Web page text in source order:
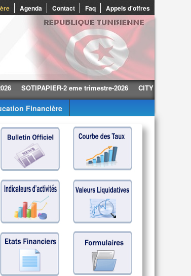
Agenda Contact Faq Appels d'offres
2 eme trimestre-2026 CITY CARS-2 eme
Financière